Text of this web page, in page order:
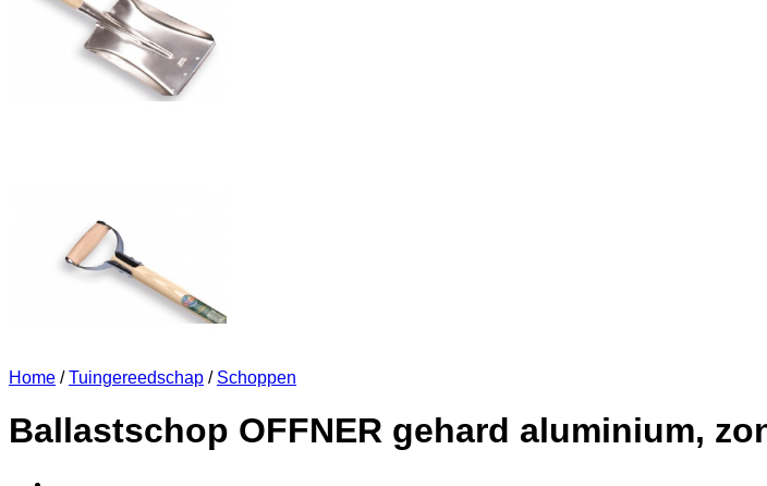
Home / Tuingereedschap / Schoppen
Ballastschop OFFNER gehard aluminium,